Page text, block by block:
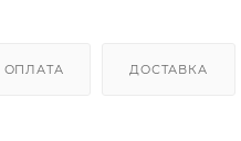
ОПЛАТА ДОСТАВКА